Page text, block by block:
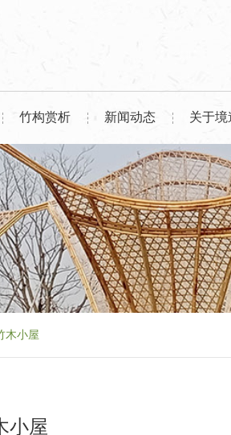
竹构赏析 新闻动态 关于境
木小屋
小屋